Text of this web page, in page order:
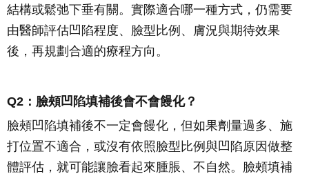
結構或鬆弛下垂有關。實際適合哪一種方式，仍需要
由醫師評估凹陷程度、臉型比例、膚況與期待效果
後，再規劃合適的療程方向。
Q2：臉頰凹陷填補後會不會饅化？
臉頰凹陷填補後不一定會饅化，但如果劑量過多、施
打位置不適合，或沒有依照臉型比例與凹陷原因做整
體評估，就可能讓臉看起來腫脹、不自然。臉頰填補